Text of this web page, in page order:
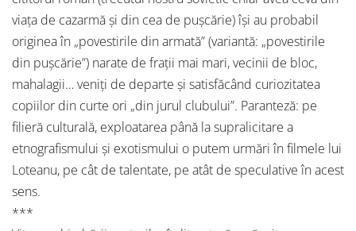
viaţa de cazarmă şi din cea de puşcărie) îşi au probabil
originea în „povestirile din armată” (variantă: „povestirile
din puşcărie”) narate de fraţii mai mari, vecinii de bloc,
mahalagii… veniţi de departe şi satisfăcând curiozitatea
copiilor din curte ori „din jurul clubului”. Paranteză: pe
filieră culturală, exploatarea până la supralicitare a
etnografismului şi exotismului o putem urmări în filmele lui
Loteanu, pe cât de talentate, pe atât de speculative în acest
sens.
***